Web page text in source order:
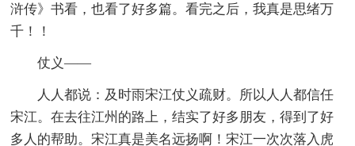
浒传》书看，也看了好多篇。看完之后，我真是思绪万
千！！
仗义——
人人都说：及时雨宋江仗义疏财。所以人人都信任
宋江。在去往江州的路上，结实了好多朋友，得到了好
多人的帮助。宋江真是美名远扬啊！宋江一次次落入虎